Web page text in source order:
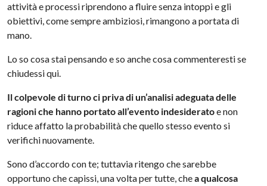
attività e processi riprendono a fluire senza intoppi e gli
obiettivi, come sempre ambiziosi, rimangono a portata di
mano.
Lo so cosa stai pensando e so anche cosa commenteresti se
chiudessi qui.
Il colpevole di turno ci priva di un’analisi adeguata delle
ragioni che hanno portato all’evento indesideratoe non
riduce affatto la probabilità che quello stesso evento si
verifichi nuovamente.
Sono d’accordo con te; tuttavia ritengo che sarebbe
opportuno che capissi, una volta per tutte, chea qualcosa